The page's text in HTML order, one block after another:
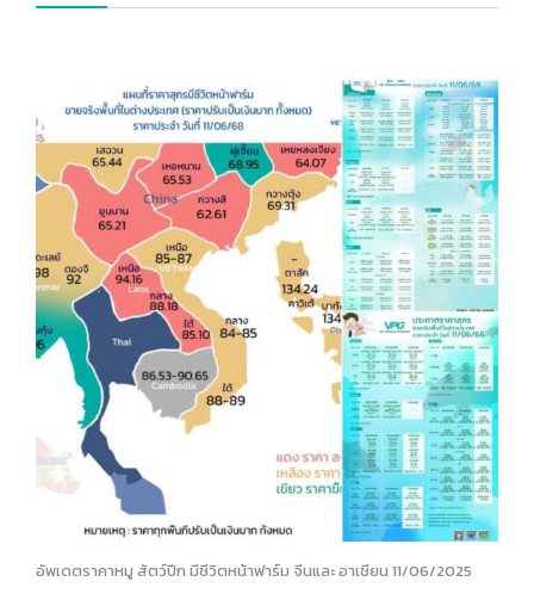
อัพเดตราคาหมู สัตว์ปีก มีชีวิตหน้าฟาร์ม จีนและ อาเชียน 11/06/2025